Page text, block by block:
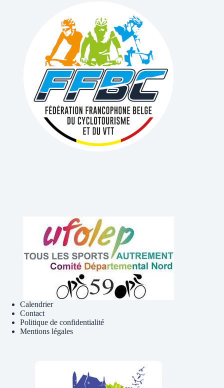
Calendrier
Contact
Politique de confidentialité
Mentions légales